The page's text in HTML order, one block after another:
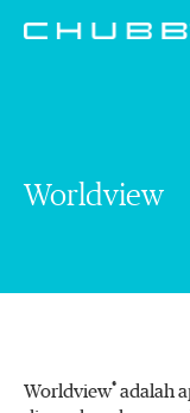
Worldview
Worldview® adalah